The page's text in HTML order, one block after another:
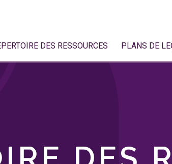
DES RESSOURCES PLANS DE